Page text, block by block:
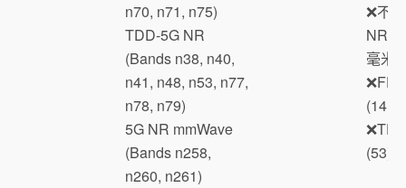
n70, n71, n75)
TDD-5G NR
(Bands n38, n40,
n41, n48, n53, n77,
n78, n79)
5G NR mmWave
(Bands n258,
n260, n261)
❌不
NR
毫米
(14,
(53)